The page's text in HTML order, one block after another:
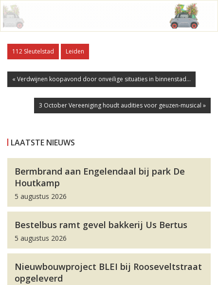
112 Sleutelstad Leiden
« Verdwijnen koopavond door onveilige situaties in binnenstad...
3 October Vereeniging houdt audities voor geuzen-musical »
LAATSTE NIEUWS
Bermbrand aan Engelendaal bij park De
Houtkamp
5 augustus 2026
Bestelbus ramt gevel bakkerij Us Bertus
5 augustus 2026
Nieuwbouwproject BLEI bij Rooseveltstraat
opgeleverd